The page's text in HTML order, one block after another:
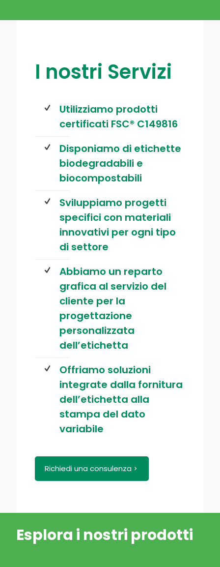
I nostri Servizi
Utilizziamo prodotti
certificati FSC® C149816
Disponiamo di etichette
biodegradabili e
biocompostabili
Sviluppiamo progetti
specifici con materiali
innovativi per ogni tipo
di settore
Abbiamo un reparto
grafica al servizio del
cliente per la
progettazione
personalizzata
dell’etichetta
Offriamo soluzioni
integrate dalla fornitura
dell’etichetta alla
stampa del dato
variabile
Richiedi una consulenza
Esplora i nostri prodotti